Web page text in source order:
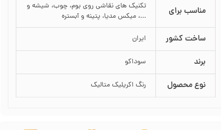
مناسب برای
تکنیک های نقاشی روی بوم، چوب، شیشه و
...، میکس مدیا، پتینه و آبستره
ساخت کشور ایران
برند سوداکو
نوع محصول رنگ اکریلیک متالیک